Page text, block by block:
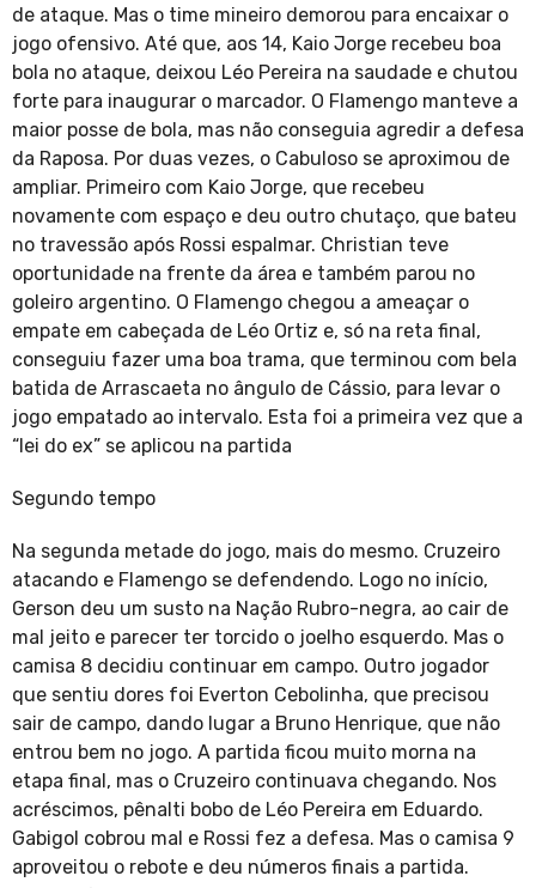
de ataque. Mas o time mineiro demorou para encaixar o
jogo ofensivo. Até que, aos 14, Kaio Jorge recebeu boa
bola no ataque, deixou Léo Pereira na saudade e chutou
forte para inaugurar o marcador. O Flamengo manteve a
maior posse de bola, mas não conseguia agredir a defesa
da Raposa. Por duas vezes, o Cabuloso se aproximou de
ampliar. Primeiro com Kaio Jorge, que recebeu
novamente com espaço e deu outro chutaço, que bateu
no travessão após Rossi espalmar. Christian teve
oportunidade na frente da área e também parou no
goleiro argentino. O Flamengo chegou a ameaçar o
empate em cabeçada de Léo Ortiz e, só na reta final,
conseguiu fazer uma boa trama, que terminou com bela
batida de Arrascaeta no ângulo de Cássio, para levar o
jogo empatado ao intervalo. Esta foi a primeira vez que a
“lei do ex” se aplicou na partida
Segundo tempo
Na segunda metade do jogo, mais do mesmo. Cruzeiro
atacando e Flamengo se defendendo. Logo no início,
Gerson deu um susto na Nação Rubro-negra, ao cair de
mal jeito e parecer ter torcido o joelho esquerdo. Mas o
camisa 8 decidiu continuar em campo. Outro jogador
que sentiu dores foi Everton Cebolinha, que precisou
sair de campo, dando lugar a Bruno Henrique, que não
entrou bem no jogo. A partida ficou muito morna na
etapa final, mas o Cruzeiro continuava chegando. Nos
acréscimos, pênalti bobo de Léo Pereira em Eduardo.
Gabigol cobrou mal e Rossi fez a defesa. Mas o camisa 9
aproveitou o rebote e deu números finais a partida.